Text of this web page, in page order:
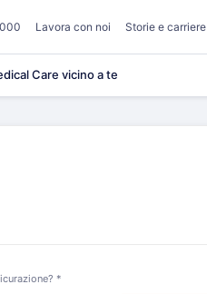
Lavora con noi Storie e carriere
Care vicino a te
*